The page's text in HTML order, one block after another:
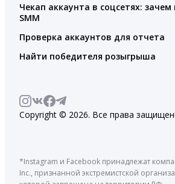
Чекап аккаунта в соцсетях:
SMM
Проверка аккаунтов для отчета
Найти победителя розыгрыша
Copyright © 2026. Все права
*Instagram и Facebook принадлежат
Inc., признанной экстремистской